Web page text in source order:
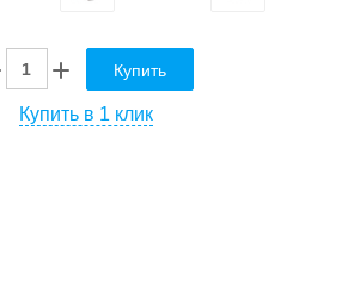
Купить
Купить в 1 клик